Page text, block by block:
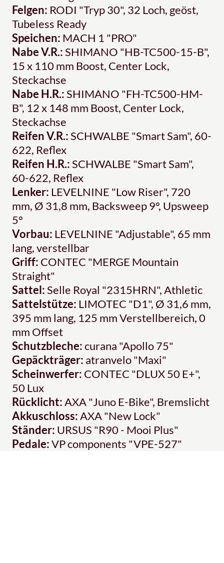
Felgen: RODI "Tryp 30", 32 Loch, geöst,
Tubeless Ready
Speichen: MACH 1 "PRO"
Nabe V.R.:SHIMANO "HB-TC500-15-B",
15 x 110 mm Boost, Center Lock,
Steckachse
Nabe H.R.:SHIMANO "FH-TC500-HM-
B", 12 x 148 mm Boost, Center Lock,
Steckachse
Reifen V.R.:SCHWALBE "Smart Sam", 60-
622, Reflex
Reifen H.R.:SCHWALBE "Smart Sam",
60-622, Reflex
Lenker: LEVELNINE "Low Riser", 720
mm, Ø 31,8 mm, Backsweep 9°, Upsweep
5°
Vorbau: LEVELNINE "Adjustable", 65 mm
lang, verstellbar
Griff: CONTEC "MERGE Mountain
Straight"
Sattel:Selle Royal "2315HRN", Athletic
Sattelstütze: LIMOTEC "D1", Ø 31,6 mm,
395 mm lang, 125 mm Verstellbereich, 0
mm Offset
Schutzbleche:curana "Apollo 75"
Gepäckträger: atranvelo "Maxi"
Scheinwerfer: CONTEC "DLUX 50 E+",
50 Lux
Rücklicht:AXA "Juno E-Bike", Bremslicht
Akkuschloss:AXA "New Lock"
Ständer: URSUS "R90 - Mooi Plus"
Pedale:VP components "VPE-527"